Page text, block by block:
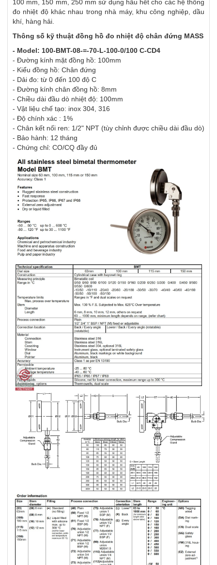
100 mm, 150 mm, 250 mm sử dụng hầu hết cho các hệ thống
đo nhiệt độ khác nhau trong nhà máy, khu công nghiệp, dầu
khí, hàng hải.
Thông số kỹ thuật đồng hồ đo nhiệt độ chân đứng MASS
- Model: 100-BMT-08-=-70-L-100-0/100 C-CD4
- Đường kính mặt đồng hồ: 100mm
- Kiểu đồng hồ: Chân đứng
- Dải đo: từ 0 đến 100 độ C
- Đường kính chân đồng hồ: 8mm
- Chiều dài đầu dò nhiệt độ: 100mm
- Vật liệu chế tạo: inox 304, 316
- Độ chính xác : 1%
- Chân kết nối ren: 1/2" NPT (tùy chỉnh được chiều dài đầu dò)
- Bảo hành: 12 tháng
- Chứng chỉ: CO/CQ đầy đủ